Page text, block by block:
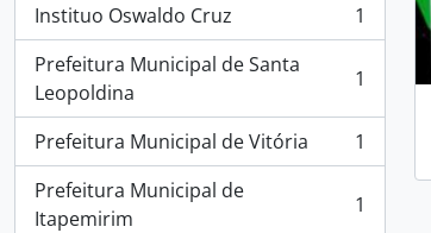
Instituo Oswaldo Cruz
, 1 resultados
1
Prefeitura Municipal de Santa
Leopoldina
, 1 resultados 1
Prefeitura Municipal de Vitória
, 1 resultados
1
Prefeitura Municipal de
Itapemirim
, 1 resultados 1